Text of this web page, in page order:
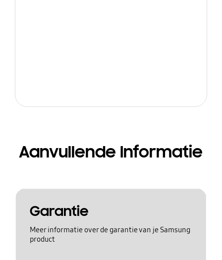
Aanvullende Informatie
Garantie
Meer informatie over de garantie van je Samsung
product